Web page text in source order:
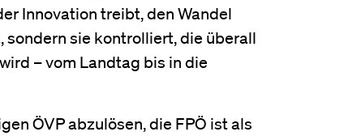
Innovation treibt, den Wandel
sondern sie kontrolliert, die überall
– vom Landtag bis in die
ÖVP abzulösen, die FPÖ ist als